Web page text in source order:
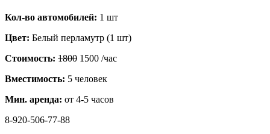
Кол-во автомобилей: 1 шт
Цвет: Белый перламутр (1 шт)
Стоимость: 1800 1500 /час
Вместимость: 5 человек
Мин. аренда: от 4-5 часов
8-920-506-77-88